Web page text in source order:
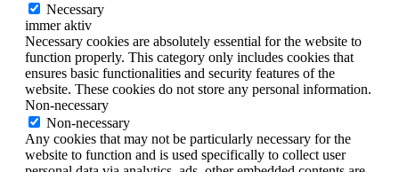
Necessary
immer aktiv
Necessary cookies are absolutely essential for the website to
function properly. This category only includes cookies that
ensures basic functionalities and security features of the
website. These cookies do not store any personal information.
Non-necessary
Non-necessary
Any cookies that may not be particularly necessary for the
website to function and is used specifically to collect user